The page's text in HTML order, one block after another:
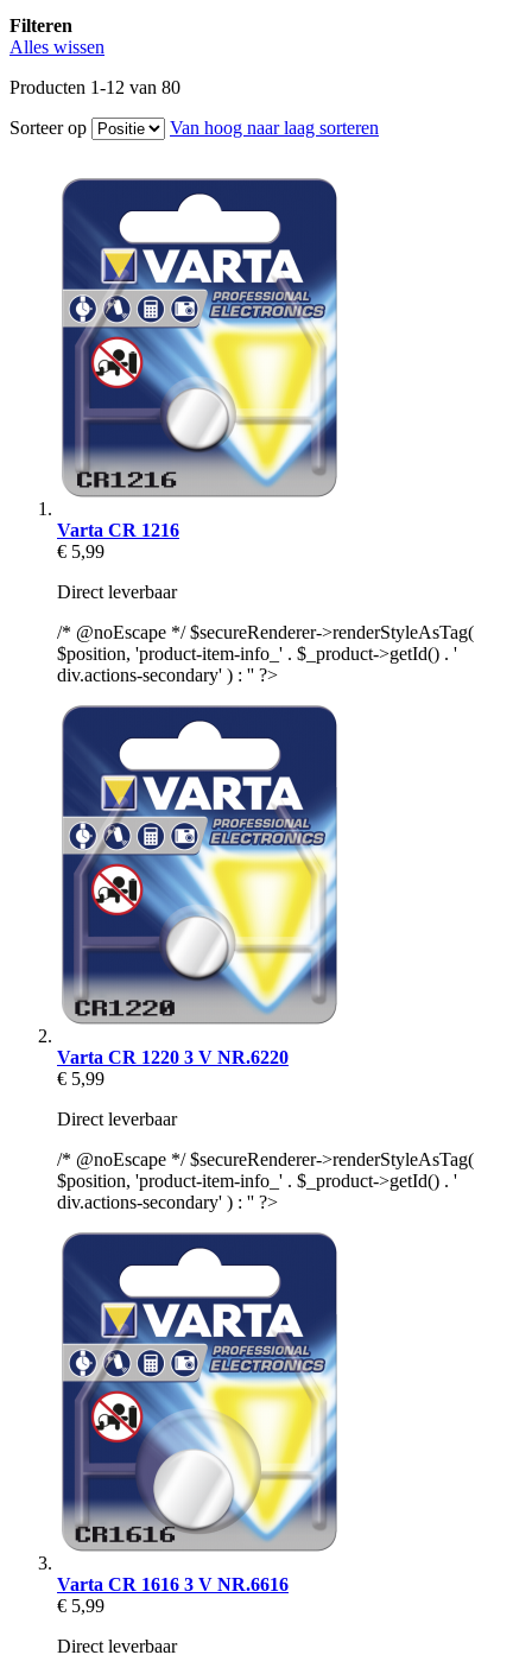
Filteren
Alles wissen
Producten 1-12 van 80
Sorteer op
Van hoog naar laag sorteren
Varta CR 1216
€ 5,99
Direct leverbaar
/* @noEscape */ $secureRenderer->renderStyleAsTag(
$position, 'product-item-info_' . $_product->getId() . '
div.actions-secondary' ) : '' ?>
Varta CR 1220 3 V NR.6220
€ 5,99
Direct leverbaar
/* @noEscape */ $secureRenderer->renderStyleAsTag(
$position, 'product-item-info_' . $_product->getId() . '
div.actions-secondary' ) : '' ?>
Varta CR 1616 3 V NR.6616
€ 5,99
Direct leverbaar